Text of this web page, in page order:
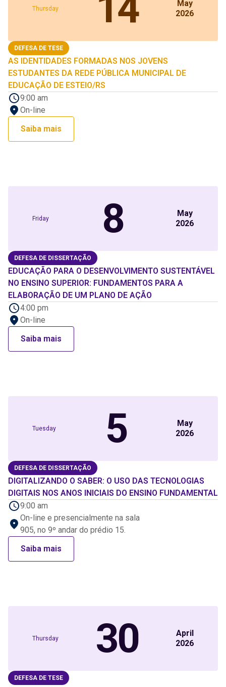
Thursday
May
2026
DEFESA DE TESE
AS IDENTIDADES FORMADAS NOS JOVENS
ESTUDANTES DA REDE PÚBLICA MUNICIPAL DE
EDUCAÇÃO DE ESTEIO/RS
9:00 am
On-line
Saiba mais
Friday 8
May
2026
DEFESA DE DISSERTAÇÃO
EDUCAÇÃO PARA O DESENVOLVIMENTO SUSTENTÁVEL
NO ENSINO SUPERIOR: FUNDAMENTOS PARA A
ELABORAÇÃO DE UM PLANO DE AÇÃO
4:00 pm
On-line
Saiba mais
Tuesday 5
May
2026
DEFESA DE DISSERTAÇÃO
DIGITALIZANDO O SABER: O USO DAS TECNOLOGIAS
DIGITAIS NOS ANOS INICIAIS DO ENSINO FUNDAMENTAL
9:00 am
On-line e presencialmente na sala
905, no 9º andar do prédio 15.
Saiba mais
Thursday 30
April
2026
DEFESA DE TESE